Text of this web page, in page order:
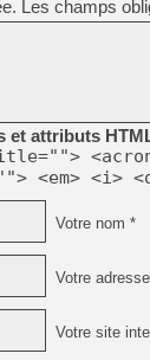
Les champs
et attributs
<em> <i>
Votre nom *
Votre
Votre site